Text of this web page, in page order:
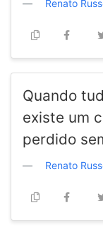
Renato
Quando
existe um
perdido
Renato